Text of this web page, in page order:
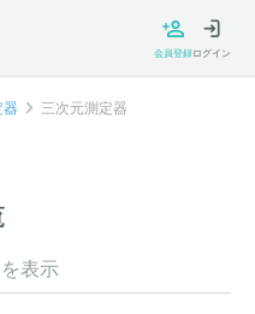
会員登録ログイン
器 三次元測定器
を表示